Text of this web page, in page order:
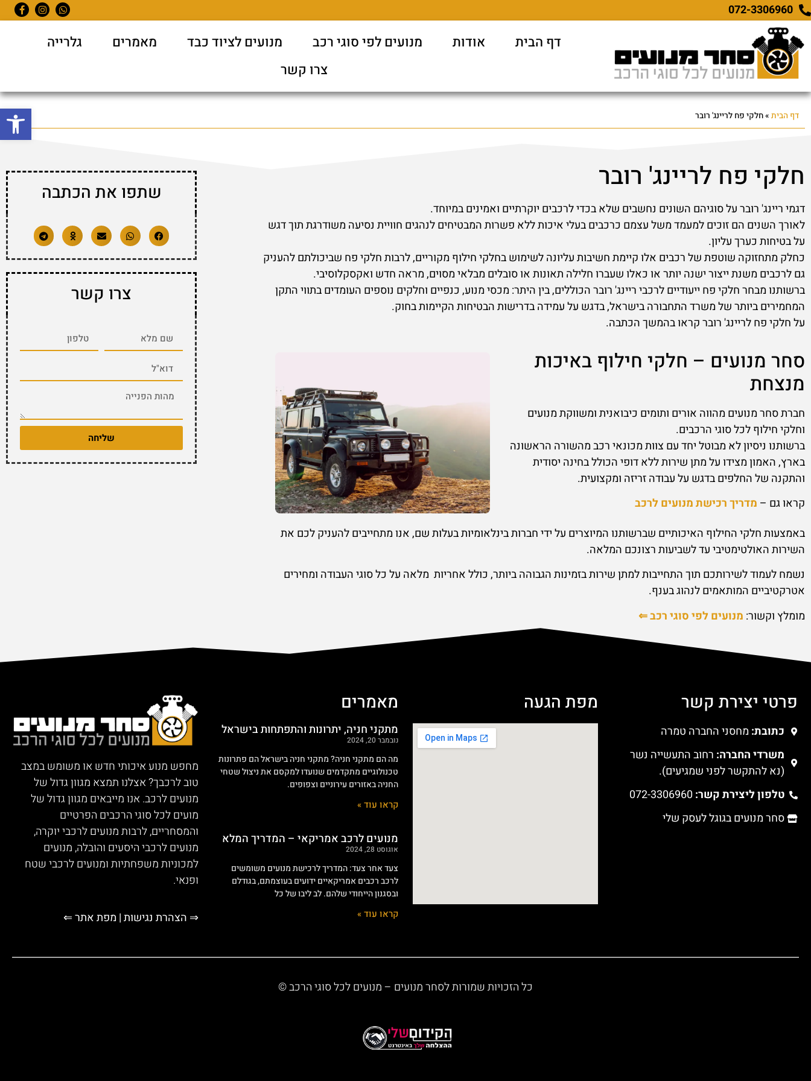
פתח
דף הבית אודות מנועים לפי סוגי רכב מנועים לציוד כבד מאמרים
גלרייה
צרו קשר
דף הבית»חלקי פח לריינג' רובר
חלקי פח לריינג' רובר
דגמי ריינג' רובר על סוגיהם השונים נחשבים שלא בכדי לרכבים יוקרתיים ואמינים במיוחד.
לאורך השנים הם זוכים למעמד משל עצמם כרכבים בעלי איכות ללא פשרות המבטיחים לנהגים חוויית נסיעה משודרגת תוך דגש
על בטיחות כערך עליון.
כחלק מתחזוקה שוטפת של רכבים אלו קיימת חשיבות עליונה לשימוש בחלקי חילוף מקוריים, לרבות חלקי פח שביכולתם להעניק
גם לרכבים משנת ייצור ישנה יותר או כאלו שעברו חלילה תאונות או סובלים מבלאי מסוים, מראה חדש ואקסקלוסיבי.
ברשותנו מבחר חלקי פח ייעודיים לרכבי ריינג' רובר הכוללים, בין היתר: מכסי מנוע, כנפיים וחלקים נוספים העומדים בתווי התקן
המחמירים ביותר של משרד התחבורה בישראל, בדגש על עמידה בדרישות הבטיחות הקיימות בחוק.
על חלקי פח לריינג' רובר קראו בהמשך הכתבה.
מנצחת
חברת סחר מנועים מהווה אורים ותומים כיבואנית ומשווקת מנועים
וחלקי חילוף לכל סוגי הרכבים.
ברשותנו ניסיון לא מבוטל יחד עם צוות מכונאי רכב מהשורה הראשונה
בארץ, האמון מצידו על מתן שירות ללא דופי הכולל בחינה יסודית
והתקנה של החלפים בדגש על עבודה זריזה ומקצועית.
קראו גם –מדריך רכישת מנועים לרכב
באמצעות חלקי החילוף האיכותיים שברשותנו המיוצרים על ידי חברות בינלאומיות בעלות שם, אנו מתחייבים להעניק לכם את
השירות האולטימטיבי עד לשביעות רצונכם המלאה.
נשמח לעמוד לשירותכם תוך התחייבות למתן שירות בזמינות הגבוהה ביותר, כולל אחריות מלאה על כל סוגי העבודה ומחירים
אטרקטיביים המותאמים לנהוג בענף.
מומלץ וקשור:מנועים לפי סוגי רכב ⇐
שתפו את הכתבה
צרו קשר
שליחה
כתובת:מחסני החברה טמרה
משרדי החברה:רחוב התעשייה נשר
(נא להתקשר לפני שמגיעים).
טלפון ליצירת קשר:072-3306960
סחר מנועים בגוגל לעסק שלי
מתקני חניה, יתרונות והתפתחות בישראל
מה הם מתקני חניה? מתקני חניה בישראל הם פתרונות
טכנולוגיים מתקדמים שנועדו למקסם את ניצול שטחי
החניה באזורים עירוניים וצפופים.
קראו עוד »
צעד אחר צעד: המדריך לרכישת מנועים משומשים
לרכב רכבים אמריקאיים ידועים בעוצמתם, בגודלם
ובסגנון הייחודי שלהם. לב ליבו של כל
קראו עוד »
מחפש מנוע איכותי חדש או משומש במצב
טוב לרכבך? אצלנו תמצא מגוון גדול של
מנועים לרכב. אנו מייבאים מגוון גדול של
מועים לכל סוגי הרכבים הפרטיים
והמסחריים, לרבות מנועים לרכבי יוקרה,
מנועים לרכבי היסעים והובלה, מנועים
למכוניות משפחתיות ומנועים לרכבי שטח
ופנאי.